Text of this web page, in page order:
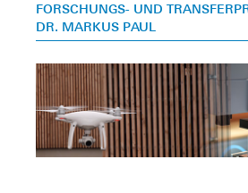
FORSCHUNGS- UND
DR. MARKUS PAUL